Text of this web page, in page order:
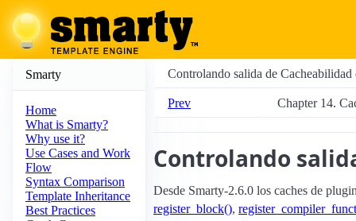
Smarty
Home
What is Smarty?
Why use it?
Use Cases and Work
Flow
Syntax Comparison
Template Inheritance
Best Practices
Controlando salida de Cacheabilidad
Prev Chapter 14.
Controlando
Desde Smarty-2.6.0 los caches de
register_block(),